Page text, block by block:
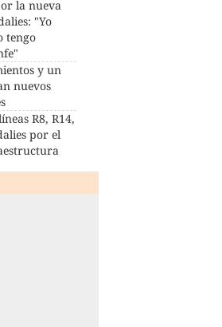
la nueva
"Yo
tengo
y un
nuevos
R8, R14,
por el